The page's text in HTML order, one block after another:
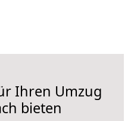
Ihren Umzug
bieten